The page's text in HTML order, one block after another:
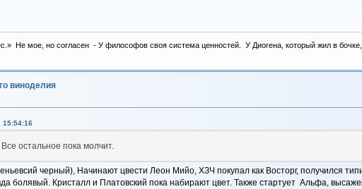
Не мое, но согласен - У философов своя система ценностей. У Диогена, который жил в
виноделия
15:54:16
остальное пока молчит.
черный), Начинают цвести Леон Мийо, ХЗЧ покупал как Восторг, получился
болявый. Кристалл и Платовский пока набирают цвет. Также стартует Альфа,